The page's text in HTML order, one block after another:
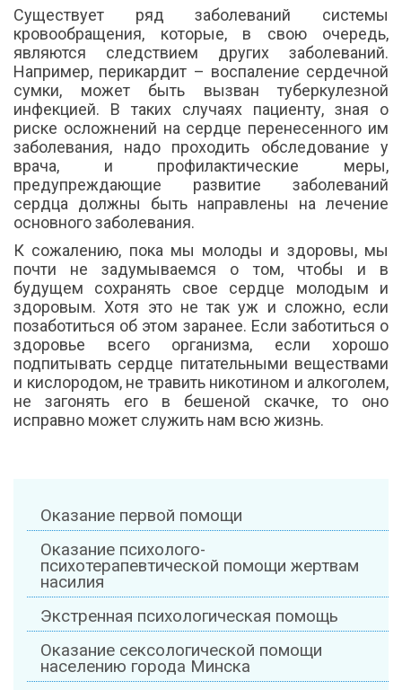
Существует ряд заболеваний системы
кровообращения, которые, в свою очередь,
являются следствием других заболеваний.
Например, перикардит – воспаление сердечной
сумки, может быть вызван туберкулезной
инфекцией. В таких случаях пациенту, зная о
риске осложнений на сердце перенесенного им
заболевания, надо проходить обследование у
врача, и профилактические меры,
предупреждающие развитие заболеваний
сердца должны быть направлены на лечение
основного заболевания.
К сожалению, пока мы молоды и здоровы, мы
почти не задумываемся о том, чтобы и в
будущем сохранять свое сердце молодым и
здоровым. Хотя это не так уж и сложно, если
позаботиться об этом заранее. Если заботиться о
здоровье всего организма, если хорошо
подпитывать сердце питательными веществами
и кислородом, не травить никотином и алкоголем,
не загонять его в бешеной скачке, то оно
исправно может служить нам всю жизнь.
Оказание первой помощи
Оказание психолого-
психотерапевтической помощи жертвам
насилия
Экстренная психологическая помощь
Оказание сексологической помощи
населению города Минска